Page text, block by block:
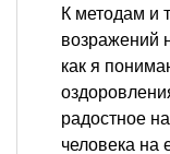
К методам и
возражений
как я
радостное
человека на